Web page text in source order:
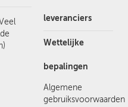
leveranciers
Wettelijke
bepalingen
Algemene
gebruiksvoorwaarden